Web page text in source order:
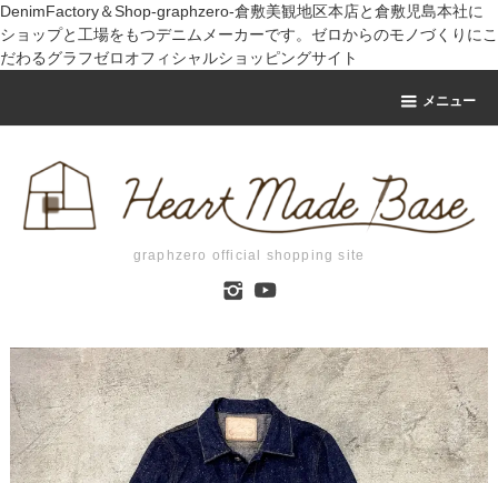
DenimFactory＆Shop-graphzero-倉敷美観地区本店と倉敷児島本社に
ショップと工場をもつデニムメーカーです。ゼロからのモノづくりにこ
だわるグラフゼロオフィシャルショッピングサイト
メニュー
graphzero official shopping site